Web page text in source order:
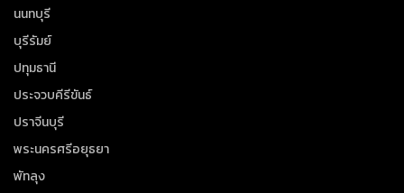
นนทบุรี
บุรีรัมย์
ปทุมธานี
ประจวบคีรีขันธ์
ปราจีนบุรี
พระนครศรีอยุธยา
พัทลุง